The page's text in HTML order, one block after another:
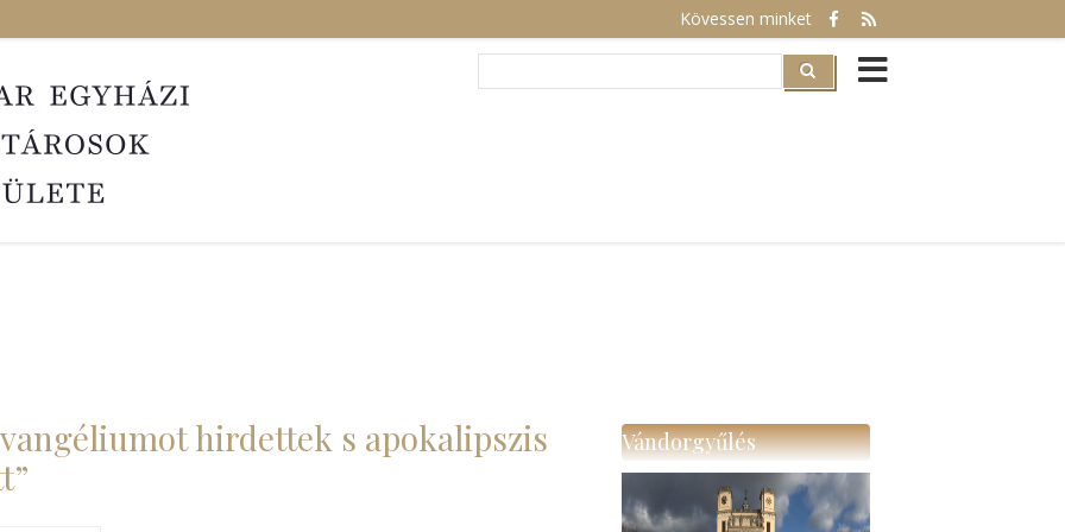
Kövessen minket
Search
hirdettek s apokalipszis
Vándorgyűlés